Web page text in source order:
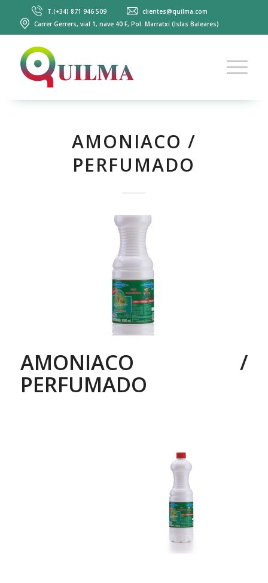
T.(+34) 871 946 509
clientes@quilma.com
Carrer Gerrers, vial 1, nave 40 F, Pol. Marratxi (Islas Baleares)
AMONIACO /
PERFUMADO
AMONIACO /
PERFUMADO